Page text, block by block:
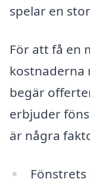
spelar en
För att få en
kostnaderna
begär
erbjuder
är några